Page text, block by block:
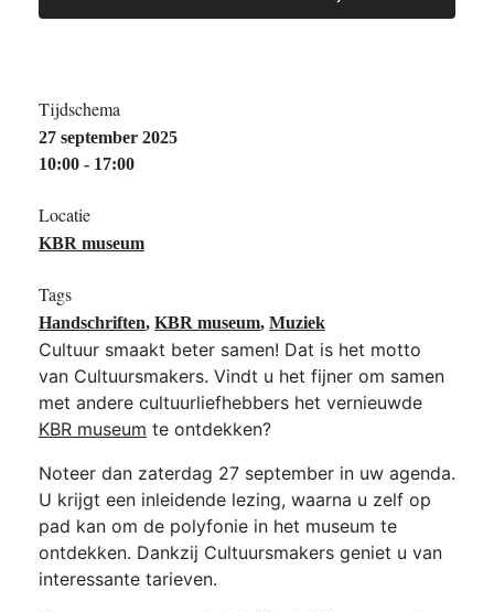
Tijdschema
27 september 2025
10:00 - 17:00
Locatie
KBR museum
Tags
Handschriften KBR museum Muziek
Cultuur smaakt beter samen! Dat is het motto
van Cultuursmakers. Vindt u het fijner om samen
met andere cultuurliefhebbers het vernieuwde
KBR museum te ontdekken?
Noteer dan zaterdag 27 september in uw agenda.
U krijgt een inleidende lezing, waarna u zelf op
pad kan om de polyfonie in het museum te
ontdekken. Dankzij Cultuursmakers geniet u van
interessante tarieven.